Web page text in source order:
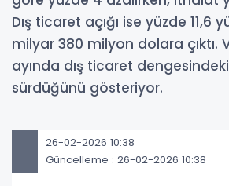
Dış ticaret açığı ise yüzde 11,6
milyar 380 milyon dolara çıktı.
ayında dış ticaret
sürdüğünü gösteriyor.
26-02-2026 10:38
Güncelleme : 26-02-2026 10:38